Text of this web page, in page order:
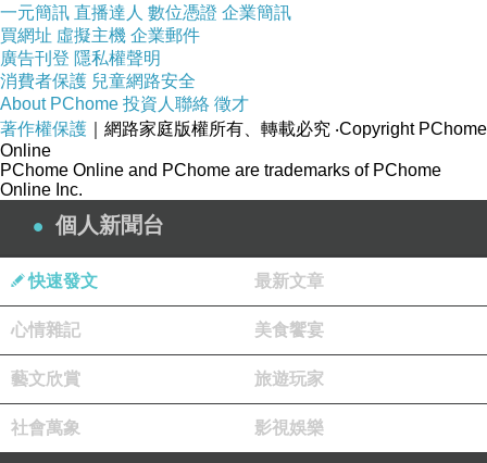
一元簡訊 直播達人 數位憑證 企業簡訊
買網址 虛擬主機 企業郵件
廣告刊登 隱私權聲明
消費者保護 兒童網路安全
About PChome 投資人聯絡 徵才
著作權保護 ｜網路家庭版權所有、轉載必究 ‧Copyright PChome
Online
PChome Online and PChome are trademarks of PChome
Online Inc.
個人新聞台
快速發文 最新文章
心情雜記 美食饗宴
藝文欣賞 旅遊玩家
社會萬象 影視娛樂